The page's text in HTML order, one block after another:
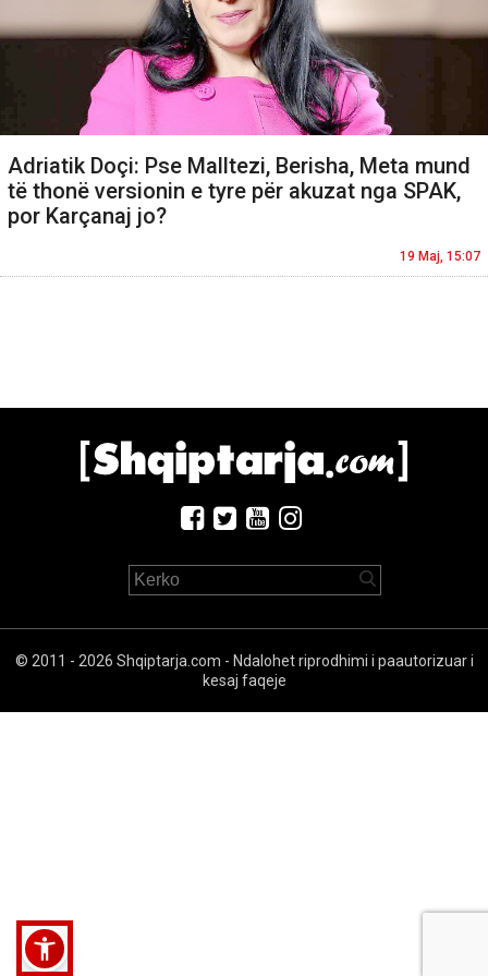
Adriatik Doçi: Pse Malltezi, Berisha, Meta mund
të thonë versionin e tyre për akuzat nga SPAK,
por Karçanaj jo?
19 Maj, 15:07
© 2011 - 2026 Shqiptarja.com - Ndalohet riprodhimi i paautorizuar i
kesaj faqeje